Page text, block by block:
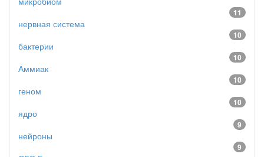
11
нервная система
10
бактерии
10
Аммиак
10
геном
10
ядро
9
нейроны
9